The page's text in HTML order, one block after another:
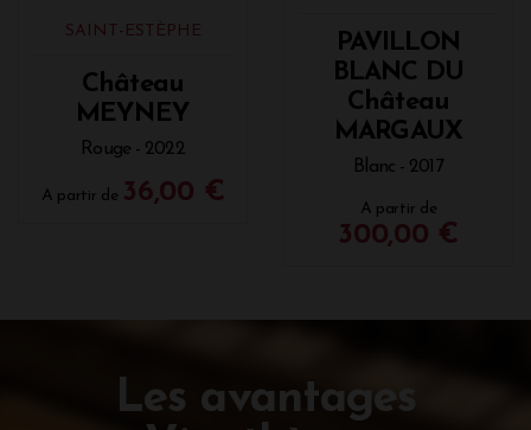
SAINT-ESTÈPHE
Château
MEYNEY
Rouge - 2022
A partir de 36,00 €
PAVILLON
BLANC DU
Château
MARGAUX
Blanc - 2017
A partir de
300,00 €
Les avantages